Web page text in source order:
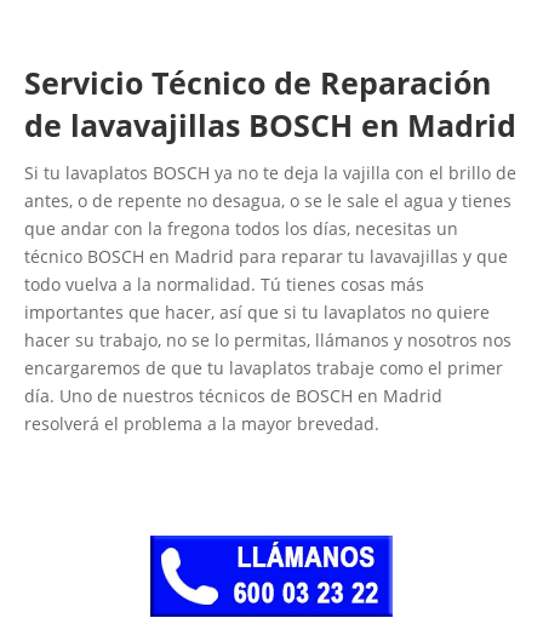
Servicio Técnico de Reparación
de lavavajillas BOSCH en Madrid
Si tu lavaplatos BOSCH ya no te deja la vajilla con el brillo de
antes, o de repente no desagua, o se le sale el agua y tienes
que andar con la fregona todos los días, necesitas un
técnico BOSCH en Madrid para reparar tu lavavajillas y que
todo vuelva a la normalidad. Tú tienes cosas más
importantes que hacer, así que si tu lavaplatos no quiere
hacer su trabajo, no se lo permitas, llámanos y nosotros nos
encargaremos de que tu lavaplatos trabaje como el primer
día. Uno de nuestros técnicos de BOSCH en Madrid
resolverá el problema a la mayor brevedad.